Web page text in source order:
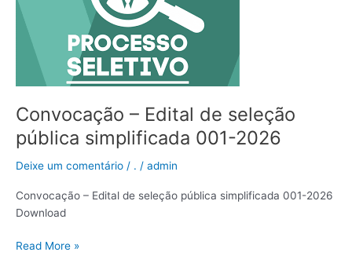
Convocação – Edital de seleção
pública simplificada 001-2026
Deixe um comentário / . / admin
Convocação – Edital de seleção pública simplificada 001-2026
Download
de
seleção
pública
simplificada
Read More »